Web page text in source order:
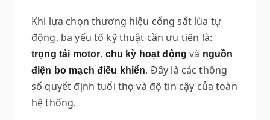
Khi lựa chọn thương hiệu cổng sắt lùa tự
động, ba yếu tố kỹ thuật cần ưu tiên là:
trọng tải motor, chu kỳ hoạt động và nguồn
điện bo mạch điều khiển. Đây là các thông
số quyết định tuổi thọ và độ tin cậy của toàn
hệ thống.